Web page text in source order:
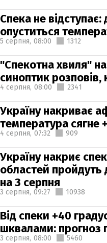
Спека не
опуститься
5 серпня, 08:00 1312
"Спекотна хвиля"
синоптик розповів,
4 серпня, 08:00 2341
Україну накриває
температура сягне
4 серпня, 07:32 909
Україну накриє
областей пройдуть
на 3 серпня
3 серпня, 09:27 10938
Від спеки +40
шквалами: прогноз
3 серпня, 08:00 5460